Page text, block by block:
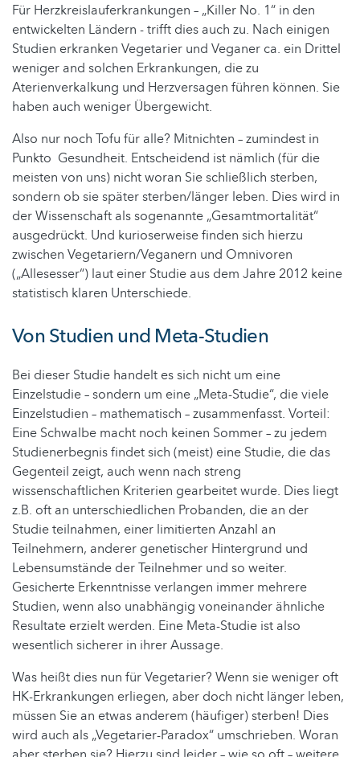
Für Herzkreislauferkrankungen – „Killer No. 1“ in den
entwickelten Ländern - trifft dies auch zu. Nach einigen
Studien erkranken Vegetarier und Veganer ca. ein Drittel
weniger and solchen Erkrankungen, die zu
Aterienverkalkung und Herzversagen führen können. Sie
haben auch weniger Übergewicht.
Also nur noch Tofu für alle? Mitnichten – zumindest in
Punkto Gesundheit. Entscheidend ist nämlich (für die
meisten von uns) nicht woran Sie schließlich sterben,
sondern ob sie später sterben/länger leben. Dies wird in
der Wissenschaft als sogenannte „Gesamtmortalität“
ausgedrückt. Und kurioserweise finden sich hierzu
zwischen Vegetariern/Veganern und Omnivoren
(„Allesesser“) laut einer Studie aus dem Jahre 2012 keine
statistisch klaren Unterschiede.
Von Studien und Meta-Studien
Bei dieser Studie handelt es sich nicht um eine
Einzelstudie – sondern um eine „Meta-Studie“, die viele
Einzelstudien – mathematisch – zusammenfasst. Vorteil:
Eine Schwalbe macht noch keinen Sommer – zu jedem
Studienerbegnis findet sich (meist) eine Studie, die das
Gegenteil zeigt, auch wenn nach streng
wissenschaftlichen Kriterien gearbeitet wurde. Dies liegt
z.B. oft an unterschiedlichen Probanden, die an der
Studie teilnahmen, einer limitierten Anzahl an
Teilnehmern, anderer genetischer Hintergrund und
Lebensumstände der Teilnehmer und so weiter.
Gesicherte Erkenntnisse verlangen immer mehrere
Studien, wenn also unabhängig voneinander ähnliche
Resultate erzielt werden. Eine Meta-Studie ist also
wesentlich sicherer in ihrer Aussage.
Was heißt dies nun für Vegetarier? Wenn sie weniger oft
HK-Erkrankungen erliegen, aber doch nicht länger leben,
müssen Sie an etwas anderem (häufiger) sterben! Dies
wird auch als „Vegetarier-Paradox“ umschrieben. Woran